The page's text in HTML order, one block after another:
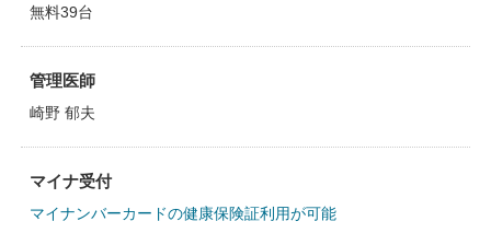
無料39台
管理医師
崎野 郁夫
マイナ受付
マイナンバーカードの健康保険証利用が可能